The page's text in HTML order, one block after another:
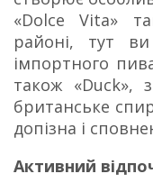
«Dolce Vita»
районі, тут
імпортного
також «Duck»,
британське
допізна і
Активний